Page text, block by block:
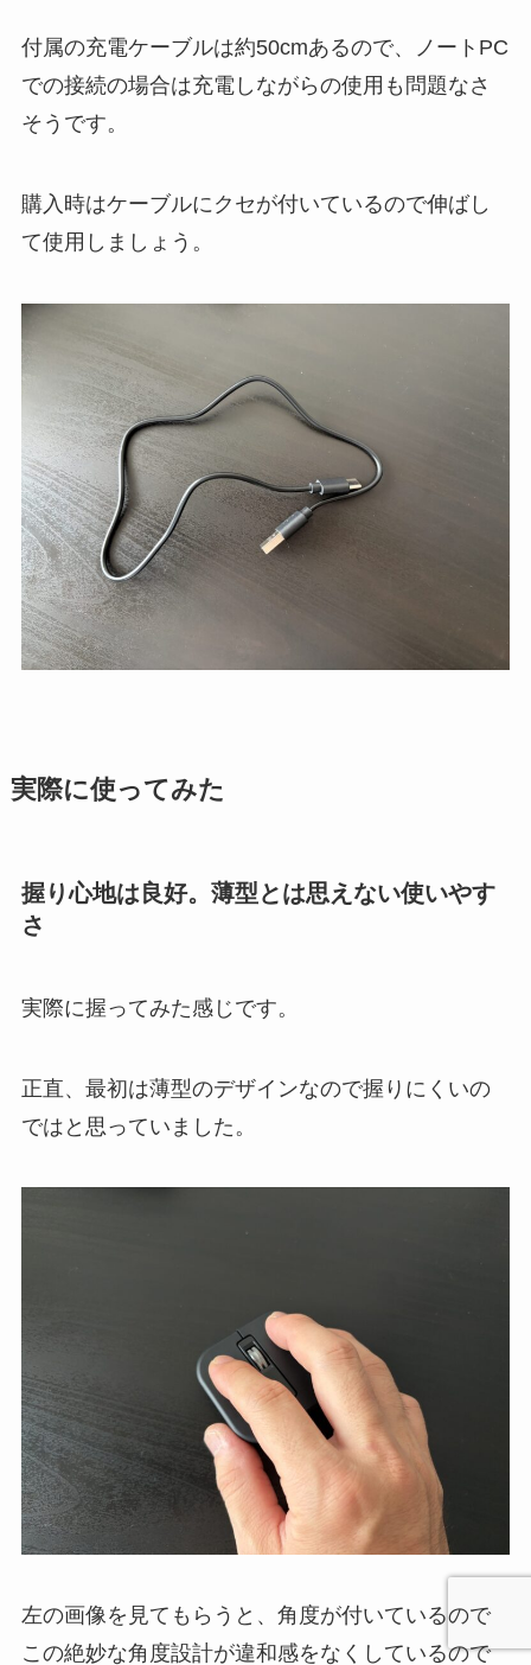
付属の充電ケーブルは約50cmあるので、ノートPC
での接続の場合は充電しながらの使用も問題なさ
そうです。
購入時はケーブルにクセが付いているので伸ばし
て使用しましょう。
実際に使ってみた
握り心地は良好。薄型とは思えない使いやす
さ
実際に握ってみた感じです。
正直、最初は薄型のデザインなので握りにくいの
ではと思っていました。
左の画像を見てもらうと、角度が付いているので
この絶妙な角度設計が違和感をなくしているので